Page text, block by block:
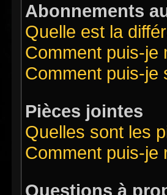
Abonnements
Quelle est la
Comment puis-je
Comment puis-je
Pièces jointes
Quelles sont les
Comment puis-je
Questions à